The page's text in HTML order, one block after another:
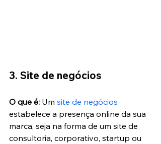
3. Site de negócios
O que é: Um site de negócios
estabelece a presença online da sua
marca, seja na forma de um site de
consultoria, corporativo, startup ou